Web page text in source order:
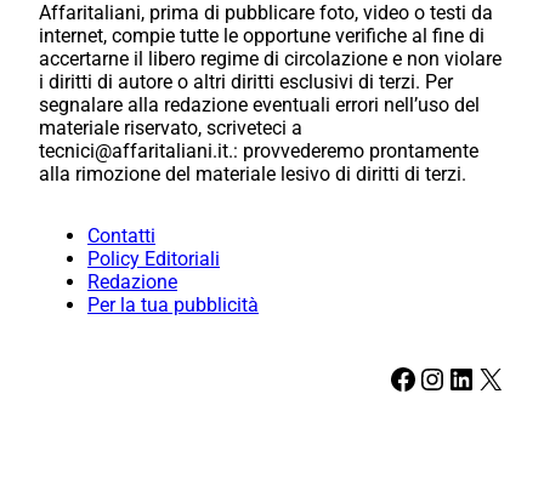
Affaritaliani, prima di pubblicare foto, video o testi da
internet, compie tutte le opportune verifiche al fine di
accertarne il libero regime di circolazione e non violare
i diritti di autore o altri diritti esclusivi di terzi. Per
segnalare alla redazione eventuali errori nell’uso del
materiale riservato, scriveteci a
tecnici@affaritaliani.it.: provvederemo prontamente
alla rimozione del materiale lesivo di diritti di terzi.
Contatti
Policy Editoriali
Redazione
Per la tua pubblicità
Facebook Instagram LinkedIn X